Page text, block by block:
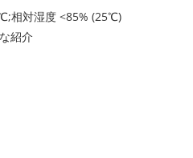
相対湿度 <85% (25℃)
紹介